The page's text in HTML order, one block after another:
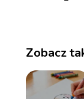
Zobacz